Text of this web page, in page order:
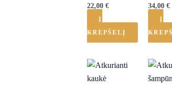
22,00€
Į
KREPŠELĮ
34,00€
Į